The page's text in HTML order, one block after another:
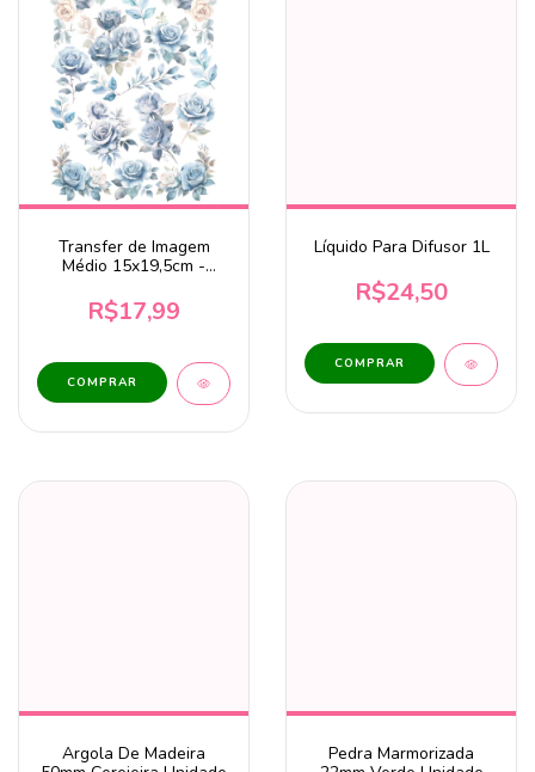
Transfer de Imagem
Médio 15x19,5cm -
R$17,99
Líquido Para Difusor 1L
R$24,50
Argola De Madeira
Pedra Marmorizada